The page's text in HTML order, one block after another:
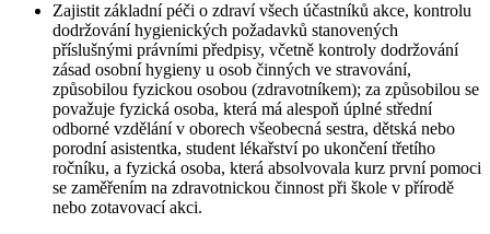
Zajistit základní péči o zdraví všech účastníků akce, kontrolu
dodržování hygienických požadavků stanovených
příslušnými právními předpisy, včetně kontroly dodržování
zásad osobní hygieny u osob činných ve stravování,
způsobilou fyzickou osobou (zdravotníkem); za způsobilou se
považuje fyzická osoba, která má alespoň úplné střední
odborné vzdělání v oborech všeobecná sestra, dětská nebo
porodní asistentka, student lékařství po ukončení třetího
ročníku, a fyzická osoba, která absolvovala kurz první pomoci
se zaměřením na zdravotnickou činnost při škole v přírodě
nebo zotavovací akci.